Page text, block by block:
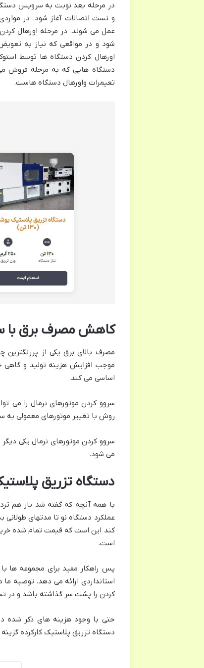
در مرحله بعد نوبت به سرویس
و تست اتصالات آغاز شود. در
عمل می شوند. در مرحله اورهال
شود و در مواقعی که نیاز به
اورهال کردن دستگاه ها توسط
دستگاه هایی که به مرحله فروش
تعیمرات واورهال دستگاه هاست.
کاهش مصرف برق با
مصرف بالای برق یکی از
موجب افزایش هزینه تولید و
اساسی می کند.
سروو کردن موتورهای نرمال را می‌
روش با تغییر موتورهای معمولی به سروو
سروو کردن موتورهای نرمال یکی
می شود.
دستگاه تزریق
با همه آنچه که گفته شد باز هم
عملکرد دستگاه نو تا مدتهای
کند این است که قیمت تمام شده
است.
پس راهکار مفید برای مجموعه ها
استانداردی ارائه می دهد. توصیه ما
کردن را پشت سر گذاشته باشد و در
حتی با وجود هزینه های ذکر شده
دستگاه تزریق پلاستیک کارکرده